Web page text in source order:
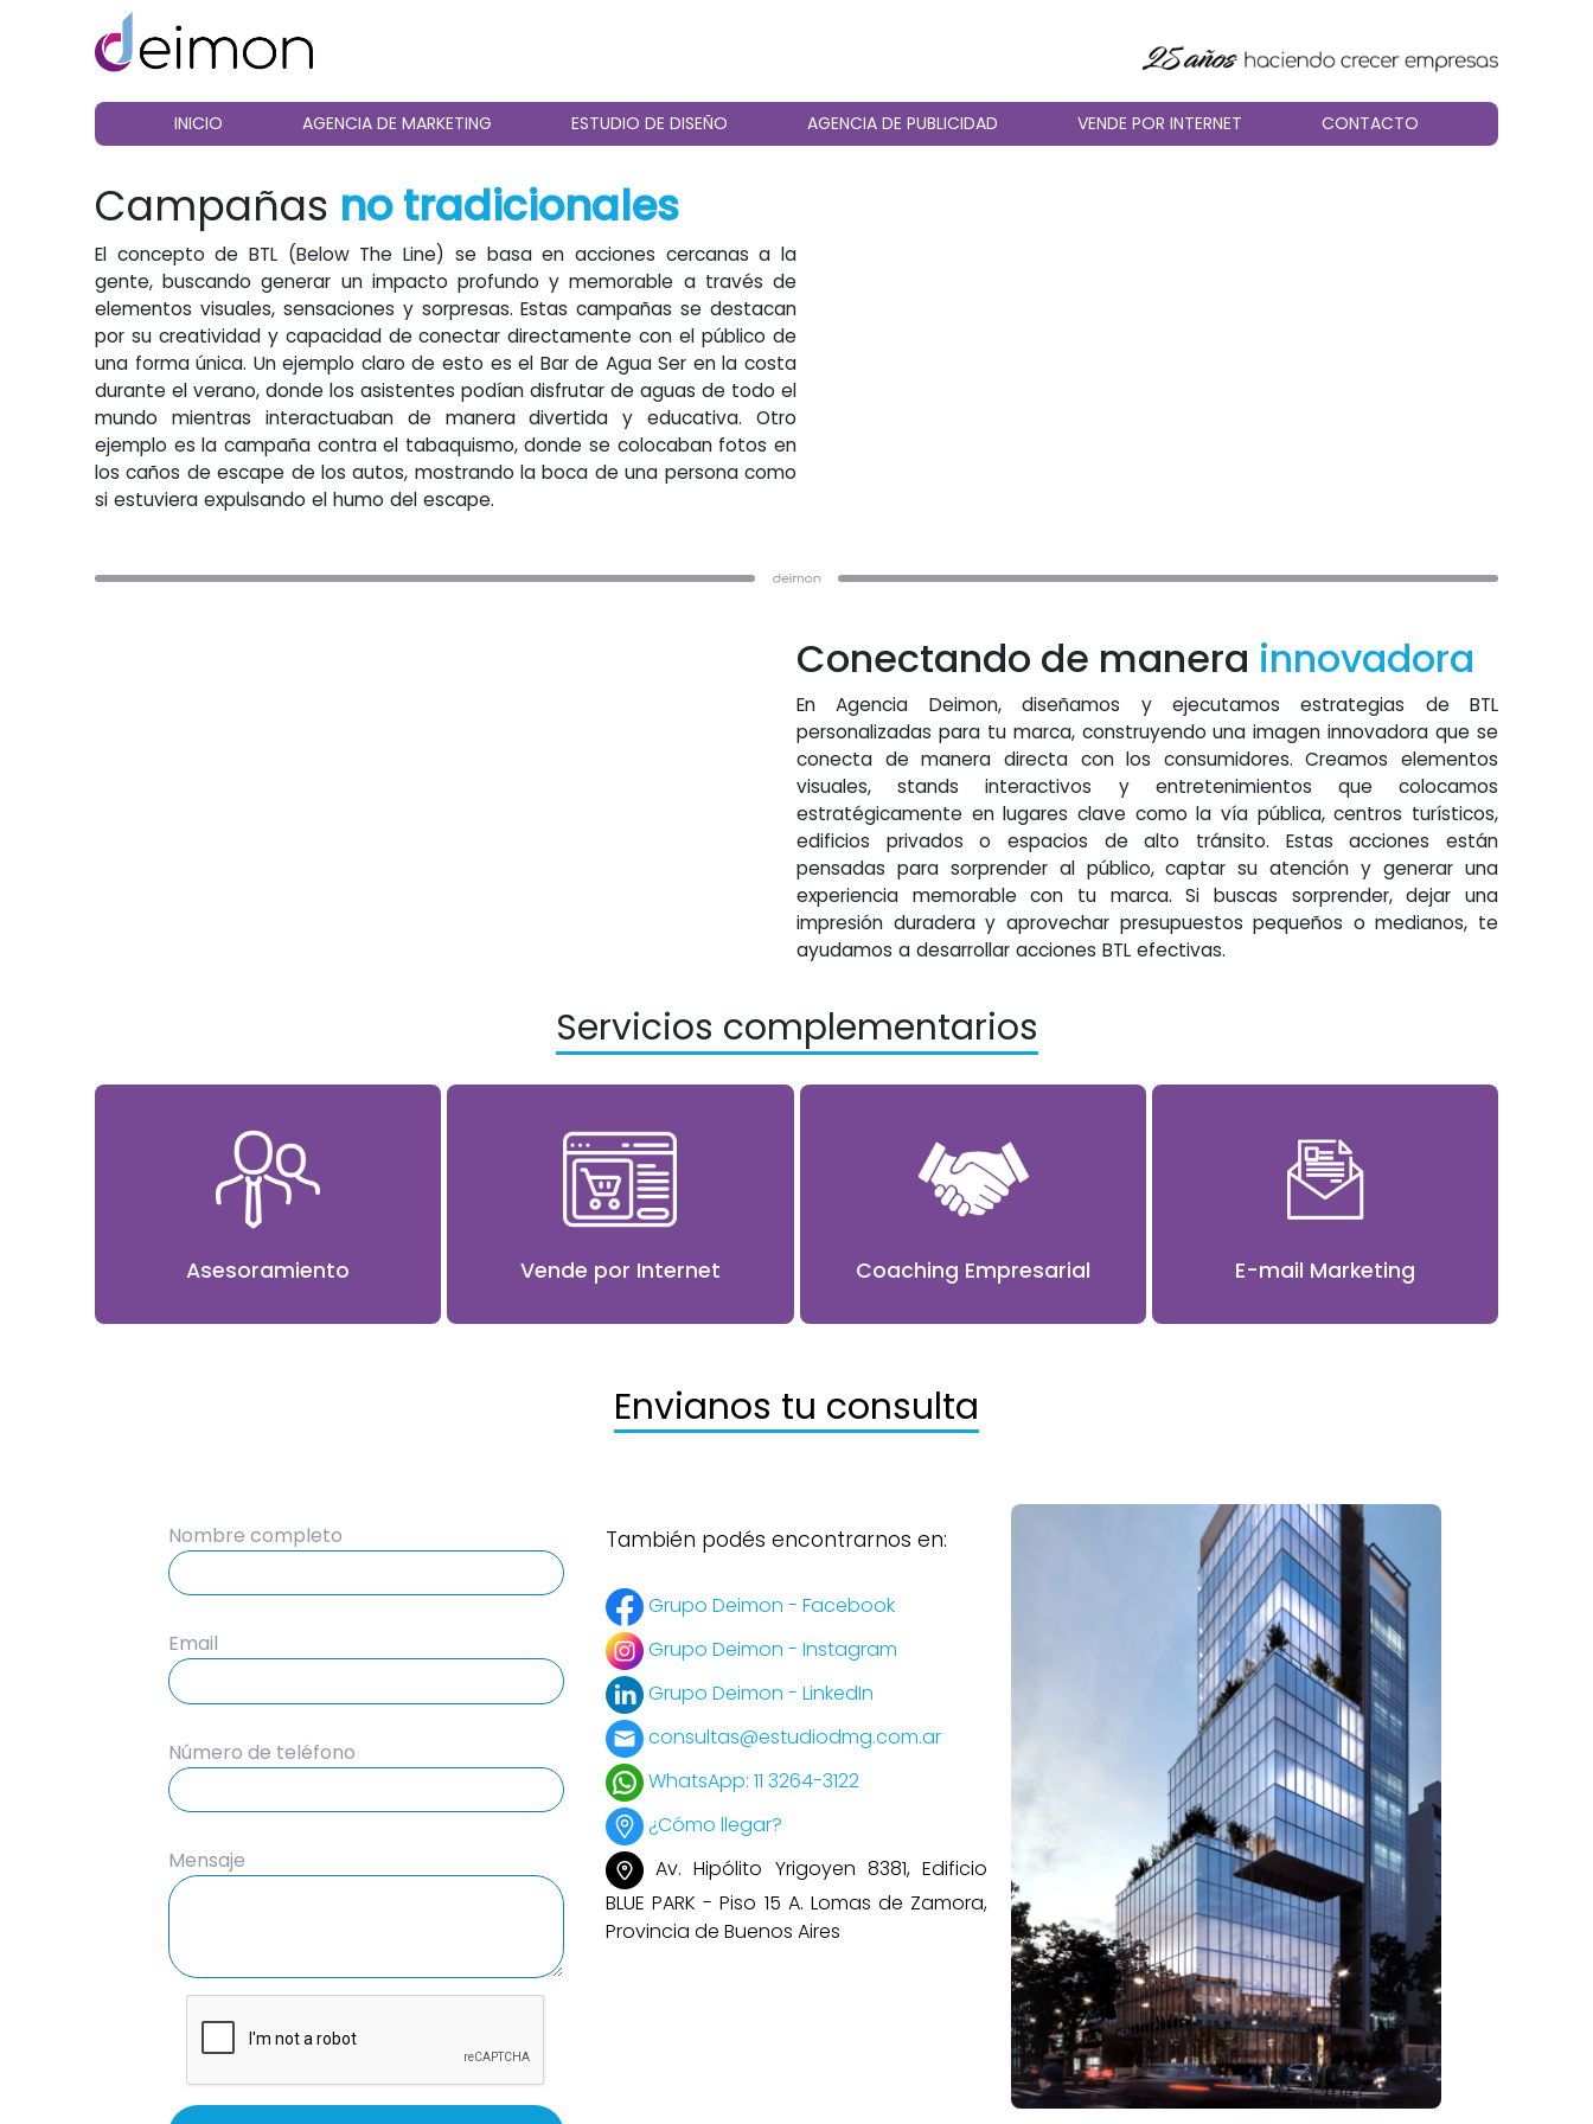
INICIO AGENCIA DE MARKETING ESTUDIO DE DISEÑO AGENCIA DE PUBLICIDAD VENDE POR INTERNET CONTACTO
Campañas no tradicionales
El concepto de BTL (Below The Line) se basa en acciones cercanas a la
gente, buscando generar un impacto profundo y memorable a través de
elementos visuales, sensaciones y sorpresas. Estas campañas se destacan
por su creatividad y capacidad de conectar directamente con el público de
una forma única. Un ejemplo claro de esto es el Bar de Agua Ser en la costa
durante el verano, donde los asistentes podían disfrutar de aguas de todo el
mundo mientras interactuaban de manera divertida y educativa. Otro
ejemplo es la campaña contra el tabaquismo, donde se colocaban fotos en
los caños de escape de los autos, mostrando la boca de una persona como
si estuviera expulsando el humo del escape.
Conectando de manera innovadora
En Agencia Deimon, diseñamos y ejecutamos estrategias de BTL
personalizadas para tu marca, construyendo una imagen innovadora que se
conecta de manera directa con los consumidores. Creamos elementos
visuales, stands interactivos y entretenimientos que colocamos
estratégicamente en lugares clave como la vía pública, centros turísticos,
edificios privados o espacios de alto tránsito. Estas acciones están
pensadas para sorprender al público, captar su atención y generar una
experiencia memorable con tu marca. Si buscas sorprender, dejar una
impresión duradera y aprovechar presupuestos pequeños o medianos, te
ayudamos a desarrollar acciones BTL efectivas.
Servicios complementarios
Asesoramiento Vende por Internet Coaching Empresarial E-mail Marketing
Envianos tu consulta
Nombre completo
Email
Número de teléfono
Mensaje
También podés encontrarnos en:
Grupo Deimon - Facebook
Grupo Deimon - Instagram
Grupo Deimon - LinkedIn
consultas@estudiodmg.com.ar
WhatsApp: 11 3264-3122
¿Cómo llegar?
Av. Hipólito Yrigoyen 8381, Edificio
BLUE PARK - Piso 15 A. Lomas de Zamora,
Provincia de Buenos Aires